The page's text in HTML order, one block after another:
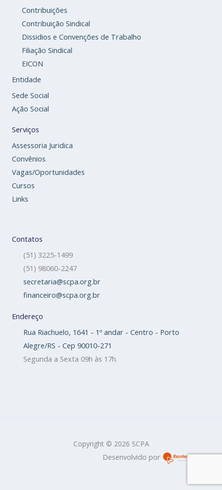
Contribuições
Contribuição Sindical
Dissidios e Convenções de Trabalho
Filiação Sindical
EICON
Entidade
Sede Social
Ação Social
Serviços
Assessoria Juridica
Convênios
Vagas/Oportunidades
Cursos
Links
Contatos
(51) 3225-1499
(51) 98060-2247
secretaria@scpa.org.br
financeiro@scpa.org.br
Endereço
Rua Riachuelo, 1641 - 1º andar - Centro - Porto
Alegre/RS - Cep 90010-271
Segunda a Sexta 09h às 17h.
Copyright © 2026 SCPA
Desenvolvido por